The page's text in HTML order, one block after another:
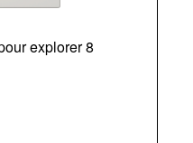
explorer 8